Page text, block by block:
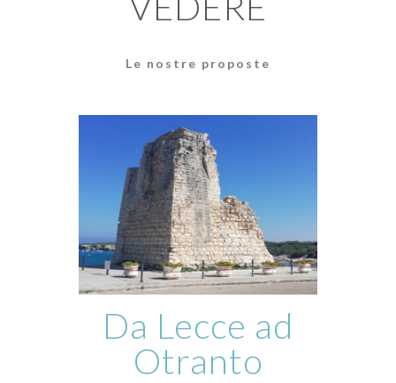
Le nostre proposte
Da Lecce ad
Otranto